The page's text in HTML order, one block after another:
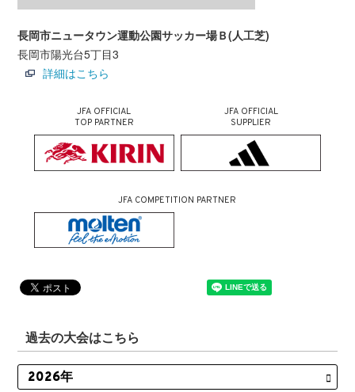
長岡市ニュータウン運動公園サッカー場Ｂ(人工芝)
長岡市陽光台5丁目3
詳細はこちら
JFA OFFICIAL
TOP PARTNER
JFA OFFICIAL
SUPPLIER
JFA COMPETITION PARTNER
過去の大会はこちら